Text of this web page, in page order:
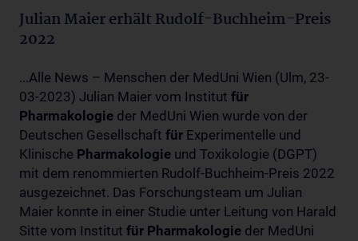
Julian Maier erhält Rudolf-Buchheim-Preis
2022
...Alle News – Menschen der MedUni Wien (Ulm, 23-
03-2023) Julian Maier vom Institut für
Pharmakologie der MedUni Wien wurde von der
Deutschen Gesellschaft für Experimentelle und
Klinische Pharmakologie und Toxikologie (DGPT)
mit dem renommierten Rudolf-Buchheim-Preis 2022
ausgezeichnet. Das Forschungsteam um Julian
Maier konnte in einer Studie unter Leitung von Harald
Sitte vom Institut für Pharmakologie der MedUni